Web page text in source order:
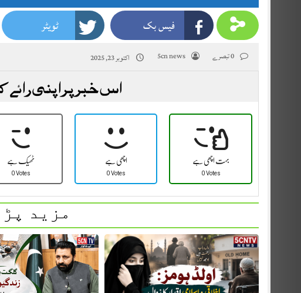
فیس بک ٹویٹر
5cn news اکتوبر 23, 2025
اس خبر پر اپنی
ٹھیک ہے
0 Votes
اچھی ہے
0 Votes
بہت اچھی ہے
0 Votes
مزید